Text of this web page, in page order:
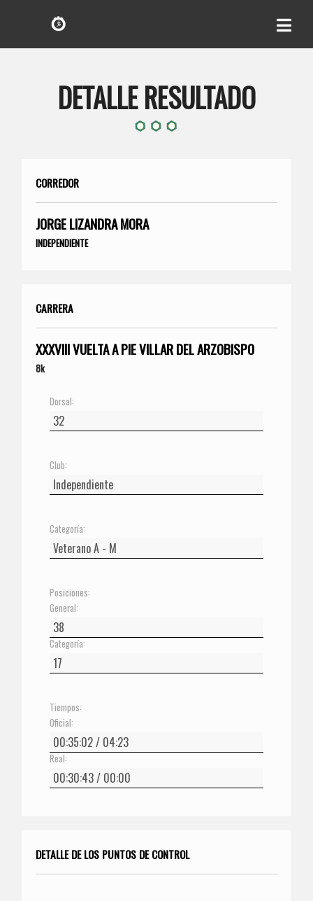
DETALLE RESULTADO
CORREDOR
JORGE LIZANDRA MORA
INDEPENDIENTE
CARRERA
XXXVIII VUELTA A PIE VILLAR DEL ARZOBISPO
8k
Dorsal:
Club:
Categoría:
Posiciones:
General:
Categoría:
Tiempos:
Oficial:
Real:
DETALLE DE LOS PUNTOS DE CONTROL